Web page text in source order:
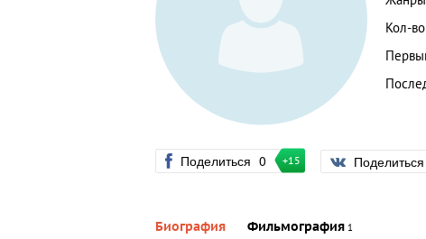
Кол-
Поделиться 0 +15 Поделиться
Биография Фильмография 1